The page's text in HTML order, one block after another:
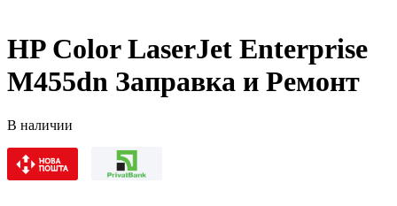
HP Color LaserJet Enterprise
M455dn Заправка и Ремонт
В наличии